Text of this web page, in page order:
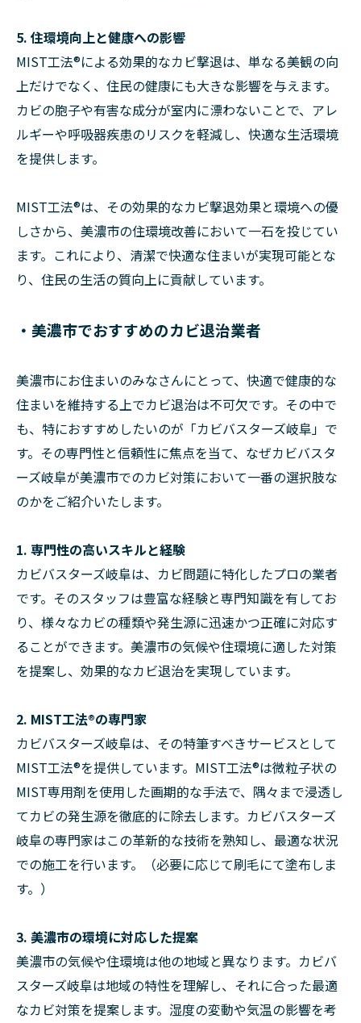
5. 住環境向上と健康への影響
MIST工法®による効果的なカビ撃退は、単なる美観の向
上だけでなく、住民の健康にも大きな影響を与えます。
カビの胞子や有害な成分が室内に漂わないことで、アレ
ルギーや呼吸器疾患のリスクを軽減し、快適な生活環境
を提供します。
MIST工法®は、その効果的なカビ撃退効果と環境への優
しさから、美濃市の住環境改善において一石を投じてい
ます。これにより、清潔で快適な住まいが実現可能とな
り、住民の生活の質向上に貢献しています。
・美濃市でおすすめのカビ退治業者
美濃市にお住まいのみなさんにとって、快適で健康的な
住まいを維持する上でカビ退治は不可欠です。その中で
も、特におすすめしたいのが「カビバスターズ岐阜」で
す。その専門性と信頼性に焦点を当て、なぜカビバスタ
ーズ岐阜が美濃市でのカビ対策において一番の選択肢な
のかをご紹介いたします。
1. 専門性の高いスキルと経験
カビバスターズ岐阜は、カビ問題に特化したプロの業者
です。そのスタッフは豊富な経験と専門知識を有してお
り、様々なカビの種類や発生源に迅速かつ正確に対応す
ることができます。美濃市の気候や住環境に適した対策
を提案し、効果的なカビ退治を実現しています。
2. MIST工法®の専門家
カビバスターズ岐阜は、その特筆すべきサービスとして
MIST工法®を提供しています。MIST工法®は微粒子状の
MIST専用剤を使用した画期的な手法で、隅々まで浸透し
てカビの発生源を徹底的に除去します。カビバスターズ
岐阜の専門家はこの革新的な技術を熟知し、最適な状況
での施工を行います。（必要に応じて刷毛にて塗布しま
す。）
3. 美濃市の環境に対応した提案
美濃市の気候や住環境は他の地域と異なります。カビバ
スターズ岐阜は地域の特性を理解し、それに合った最適
なカビ対策を提案します。湿度の変動や気温の影響を考